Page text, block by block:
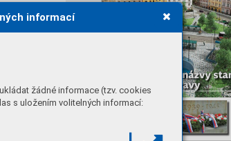
informací
žádné informace (tzv. cookies
s uložením volitelných informací: